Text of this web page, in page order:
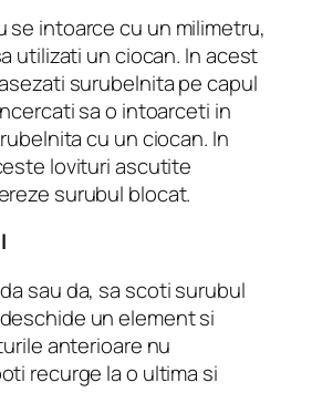
se intoarce cu un milimetru,
utilizati un ciocan. In acest
surubelnita pe capul
sa o intoarceti in
cu un ciocan. In
lovituri ascutite
surubul blocat.
sau da, sa scoti surubul
un element si
anterioare nu
recurge la o ultima si